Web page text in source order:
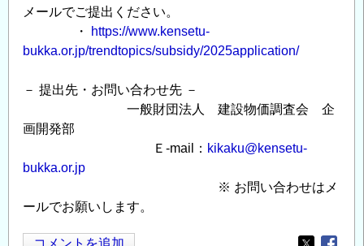
メールでご提出ください。
・
https://www.kensetu-
bukka.or.jp/trendtopics/subsidy/2025application/
－ 提出先・お問い合わせ先 －
一般財団法人 建設物価調査会 企
画開発部
Ｅ-mail： kikaku@kensetu-
bukka.or.jp
※ お問い合わせはメ
ールでお願いします。
コメントを追加